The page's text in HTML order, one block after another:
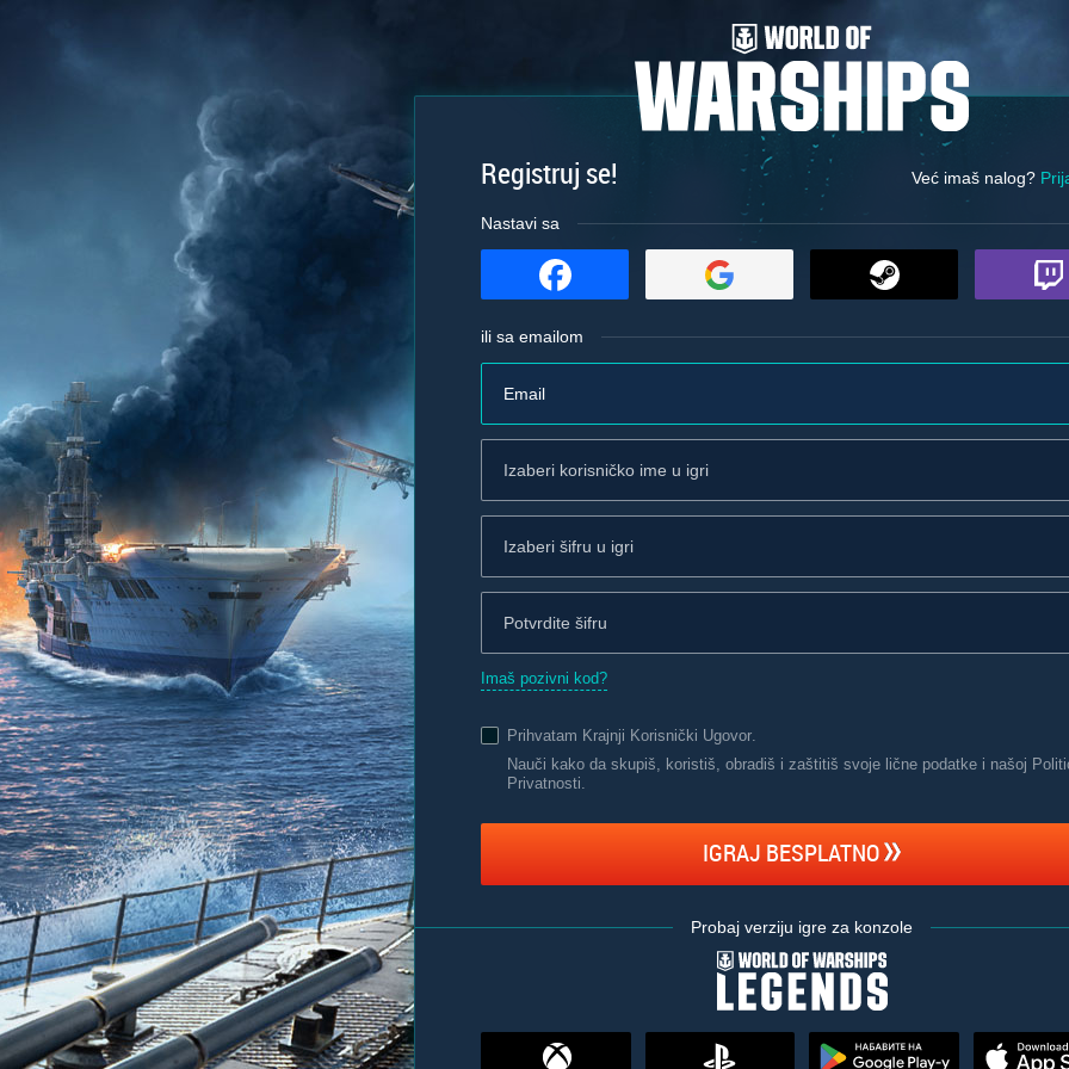
Registruj se! Već imaš nalog?
Nastavi sa
ili sa emailom
Imaš pozivni kod?
Prihvatam Krajnji Korisnički Ugovor.
Nauči kako da skupiš, koristiš, obradiš i zaštitiš svoje lične podatke i našoj
Privatnosti.
IGRAJ BESPLATNO
Probaj verziju igre za konzole